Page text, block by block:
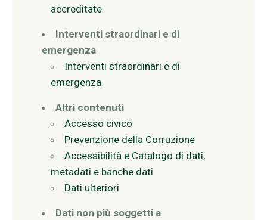
accreditate
Interventi straordinari e di
emergenza
Interventi straordinari e di
emergenza
Altri contenuti
Accesso civico
Prevenzione della Corruzione
Accessibilità e Catalogo di dati,
metadati e banche dati
Dati ulteriori
Dati non più soggetti a